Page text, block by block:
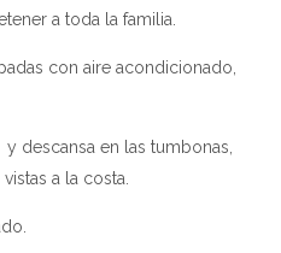
a toda la familia.
con aire acondicionado,
descansa en las tumbonas,
a la costa.